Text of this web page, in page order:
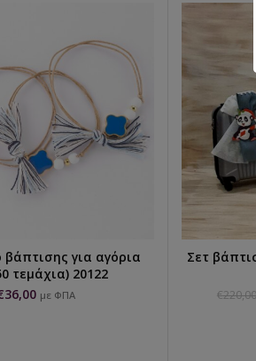
ΣΤΟ ΚΑΛΆΘΙ
για αγόρια
τεμάχια) 20122
36,00 με ΦΠΑ
Σετ
€220,00